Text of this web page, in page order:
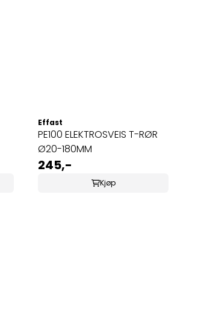
Effast
PE100 ELEKTROSVEIS T-RØR
Ø20-180MM
245,-
Kjøp